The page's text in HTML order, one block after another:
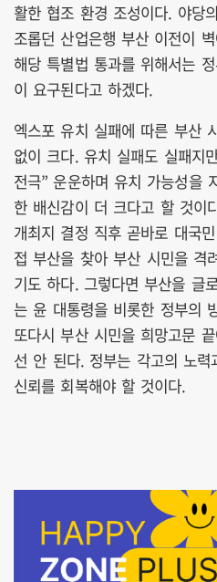
활한 협조 환경 조성이다. 야당
조롭던 산업은행 부산 이전이
해당 특별법 통과를 위해서는
이 요구된다고 하겠다.
엑스포 유치 실패에 따른 부산
없이 크다. 유치 실패도 실패지
전극” 운운하며 유치 가능성을
한 배신감이 더 크다고 할 것이
개최지 결정 직후 곧바로 대국
접 부산을 찾아 부산 시민을 격
기도 하다. 그렇다면 부산을 글
는 윤 대통령을 비롯한 정부의
또다시 부산 시민을 희망고문
선 안 된다. 정부는 각고의 노
신뢰를 회복해야 할 것이다.